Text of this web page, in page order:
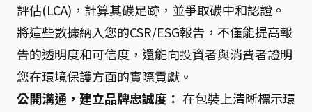
評估(LCA)，計算其碳足跡，並爭取碳中和認證。
將這些數據納入您的CSR/ESG報告，不僅能提高報
告的透明度和可信度，還能向投資者與消費者證明
您在環境保護方面的實際貢獻。
公開溝通，建立品牌忠誠度： 在包裝上清晰標示環